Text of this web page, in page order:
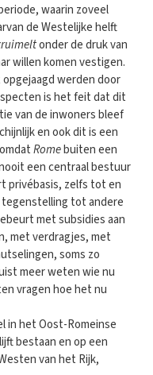
waarin zoveel
de Westelijke helft
onder de druk van
willen komen vestigen.
werden door
is het feit dat dit
van de inwoners bleef
en ook dit is een
Romebuiten een
een centraal bestuur
privébasis, zelfs tot en
tot andere
met subsidies aan
met verdragjes, met
soms zo
meer weten wie nu
vragen hoe het nu
in het Oost-Romeinse
bestaan en op een
van het Rijk,